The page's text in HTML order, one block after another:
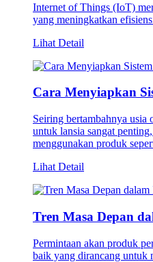
Internet of Things (IoT)
yang meningkatkan
Lihat Detail
Cara Menyiapkan
Seiring bertambahnya usia
untuk lansia sangat
menggunakan produk
Lihat Detail
Tren Masa Depan
Permintaan akan produk
baik yang dirancang untuk